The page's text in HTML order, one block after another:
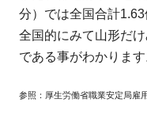
分）では全国合計1.63
全国的にみて山形だ
である事がわかります
参照：厚生労働省職業安定局雇